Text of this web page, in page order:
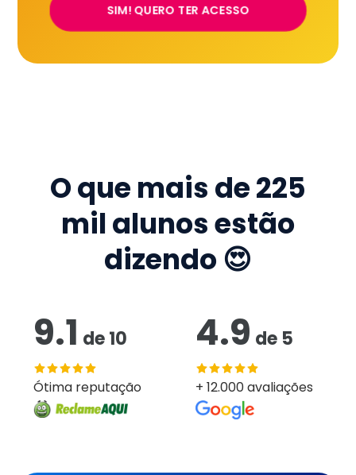
SIM! QUERO TER ACESSO
O que mais de225
mil alunos estão
dizendo 😍
9.1 de10
Ótima reputação
4.9 de 5
+ 12.000 avaliações